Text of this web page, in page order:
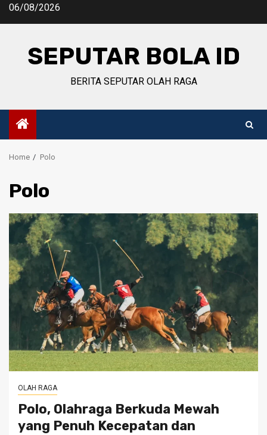
Skip06/08/2026
SEPUTAR BOLA ID
BERITA SEPUTAR OLAH RAGA
Home Polo
Polo
OLAH RAGA
Polo, Olahraga Berkuda Mewah
yang Penuh Kecepatan dan